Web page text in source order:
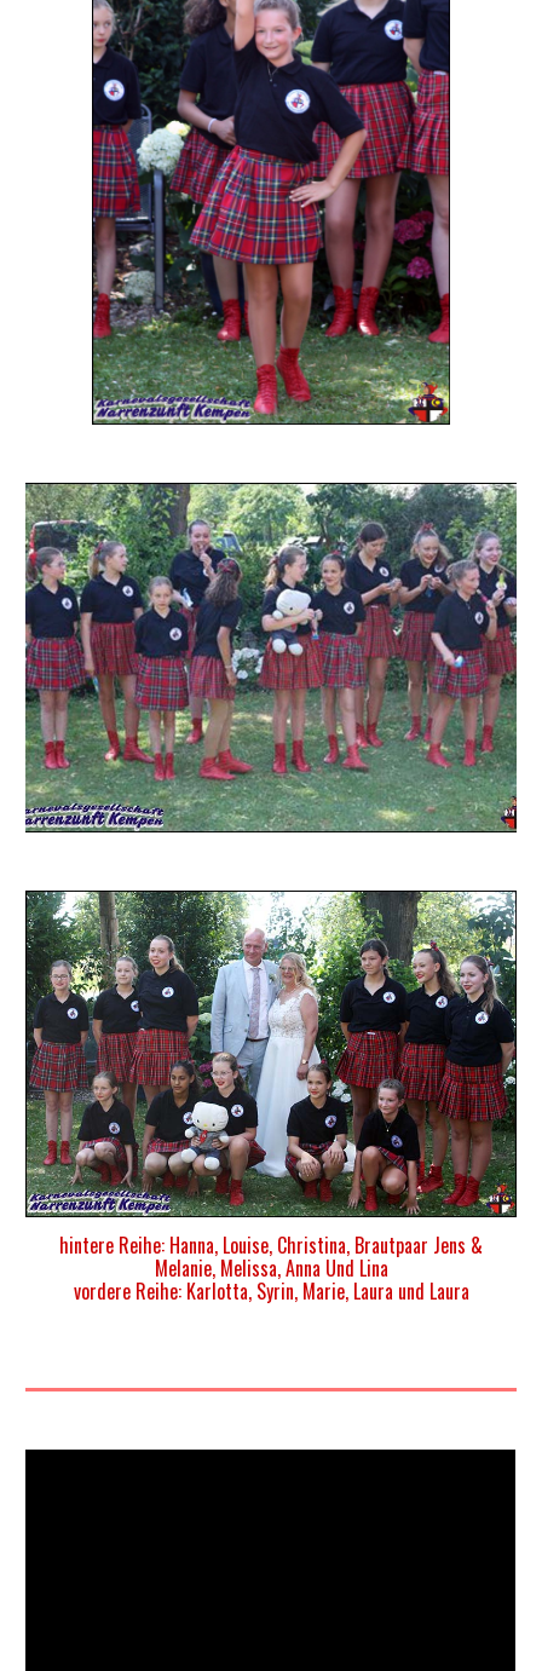
hintere Reihe: Hanna, Louise, Christina, Brautpaar Jens &
Melanie, Melissa, Anna Und Lina
vordere Reihe: Karlotta, Syrin, Marie, Laura und Laura